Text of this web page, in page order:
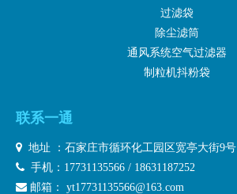
过滤袋
除尘滤筒
通风系统空气过滤器
制粒机抖粉袋
联系一通
 地址 ：石家庄市循环化工园区宽亭大街9号
 手机：17731135566 / 18631187252
 邮箱： yt17731135566@163.com